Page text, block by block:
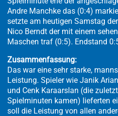
Andre Manchke das (0:4)
setzte am heutigen Samstag
Nico Berndt der mit einem
Maschen traf (0:5). Endstand
Zusammenfassung:
Das war eine sehr starke,
Leistung. Spieler wie Janik
und Cenk Karaarslan (die
Spielminuten kamen) lieferten
soll die Leistung von allen